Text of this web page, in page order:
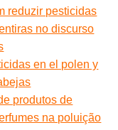
reduzir pesticidas
no discurso
en el polen y
produtos de
na poluição